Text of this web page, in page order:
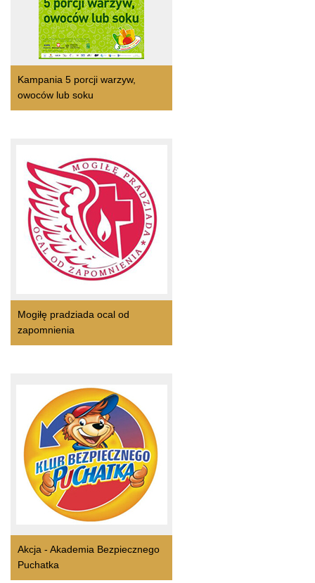
Kampania 5 porcji warzyw,
owoców lub soku
Mogiłę pradziada ocal od
zapomnienia
Akcja - Akademia Bezpiecznego
Puchatka